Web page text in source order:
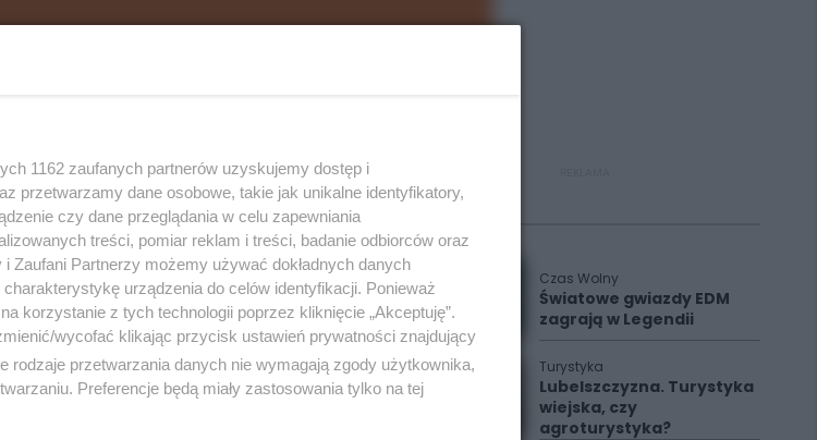
pasem karetka wpada
kierowca ambulansu
ale sprawdzili. Kontrola w
ale dopiero po uderzeniu w
kolizji kierowca dostał
Polecane
Czas Wolny
Światowe gwiazdy EDM
zagrają w Legendii
Turystyka
Lubelszczyzna. Turystyka
wiejska, czy
agroturystyka?
1162 zaufanych partnerów uzyskujemy dostęp i
przetwarzamy dane osobowe, takie jak unikalne identyfikatory,
czy dane przeglądania w celu zapewniania
treści, pomiar reklam i treści, badanie odbiorców oraz
Zaufani Partnerzy możemy używać dokładnych danych
urządzenia do celów identyfikacji. Ponieważ
korzystanie z tych technologii poprzez kliknięcie „Akceptuję”.
wycofać klikając przycisk ustawień prywatności znajdujący
rodzaje przetwarzania danych nie wymagają zgody użytkownika,
Preferencje będą miały zastosowania tylko na tej